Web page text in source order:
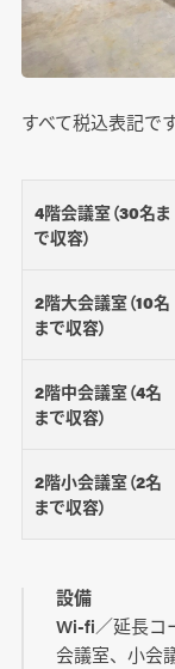
すべて税込表記です
4階会議室（30名ま
で収容）
2階大会議室（10名
まで収容）
2階中会議室（4名
まで収容）
2階小会議室（2名
まで収容）
設備
Wi-fi／延長コ
会議室、小会